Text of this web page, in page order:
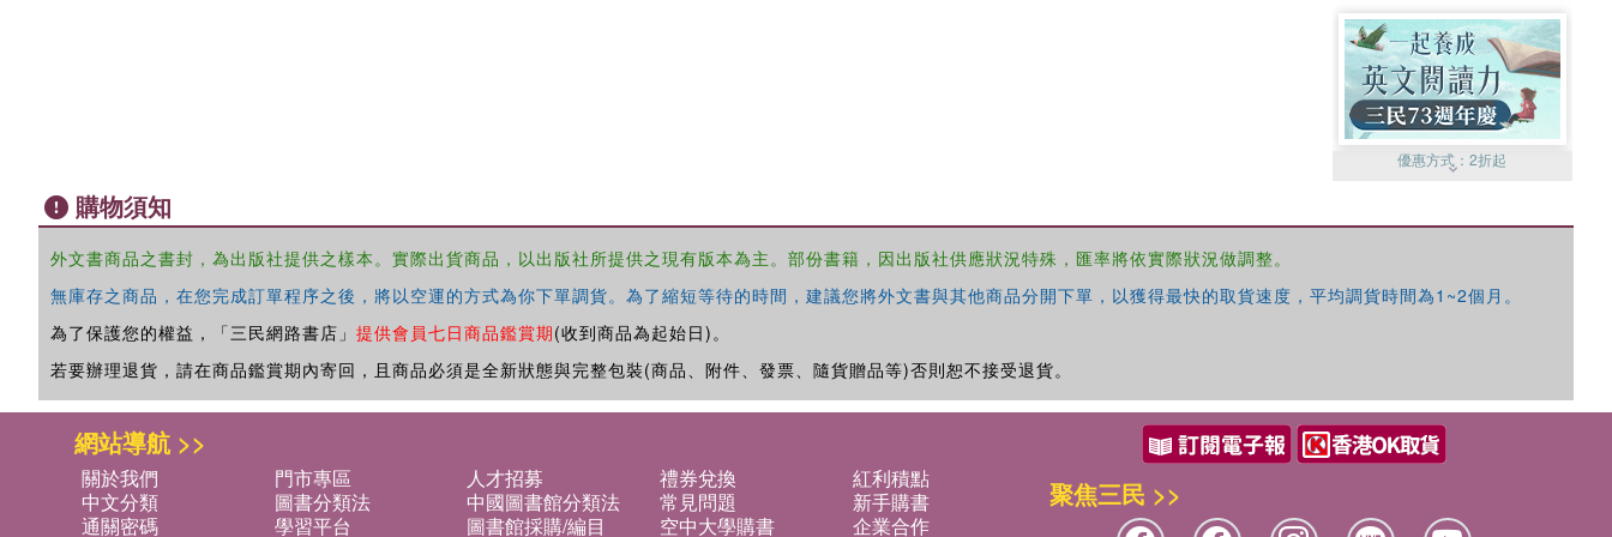
優惠方式：2折起
購物須知
外文書商品之書封，為出版社提供之樣本。實際出貨商品，以出版社所提供之現有版本為主。部份書籍，因出版社供應狀況特殊，匯率將依實際狀況做調整。
無庫存之商品，在您完成訂單程序之後，將以空運的方式為你下單調貨。為了縮短等待的時間，建議您將外文書與其他商品分開下單，以獲得最快的取貨速度，平均調貨時間為1~2個月。
為了保護您的權益，「三民網路書店」 提供會員七日商品鑑賞期(收到商品為起始日)。
若要辦理退貨，請在商品鑑賞期內寄回，且商品必須是全新狀態與完整包裝(商品、附件、發票、隨貨贈品等)否則恕不接受退貨。
網站導航 >>
關於我們 門市專區 人才招募 禮券兌換
紅利積點
中文分類
圖書分類法 中國圖書館分類法 常見問題
新手購書
通關密碼
學習平台 圖書館採購/編目 空中大學購書
企業合作
聚焦三民 >>